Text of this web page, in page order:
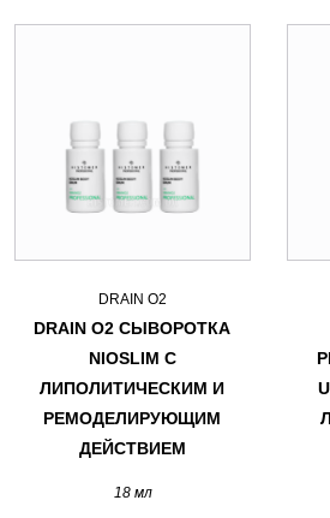
DRAIN O2
DRAIN O2 СЫВОРОТКА
NIOSLIM С
ЛИПОЛИТИЧЕСКИМ И
РЕМОДЕЛИРУЮЩИМ
ДЕЙСТВИЕМ
18 мл